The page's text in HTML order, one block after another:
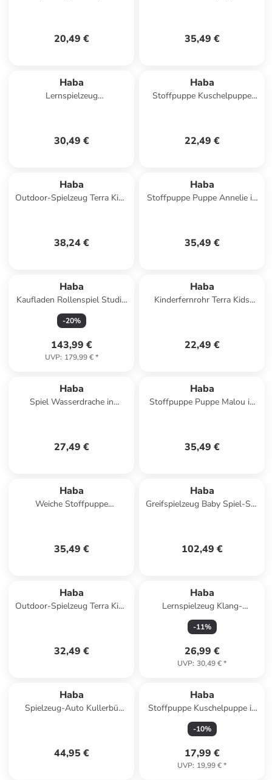
20,49 € 35,49 €
Haba
Lernspielzeug
30,49 €
Haba
Stoffpuppe Kuschelpuppe
22,49 €
Haba
Outdoor-Spielzeug Terra Kids
38,24 €
Haba
Stoffpuppe Puppe Annelie in
35,49 €
Haba
Kaufladen Rollenspiel Studio
3 in 1 – Küche, Kaufladen &
Werkstatt in bunt
-20%
143,99 €
UVP: 179,99 €*
Haba
Kinderfernrohr Terra Kids
22,49 €
Haba
Spiel Wasserdrache in
27,49 €
Haba
Stoffpuppe Puppe Malou in
35,49 €
Haba
Weiche Stoffpuppe
35,49 €
Haba
Greifspielzeug Baby Spiel-Set
102,49 €
Haba
Outdoor-Spielzeug Terra Kids
32,49 €
Haba
Lernspielzeug Klang-
Klopfbank Froschkonzert in
mehrfarbig
-11%
26,99 €
UVP: 30,49 €*
Haba
Spielzeug-Auto Kullerbü
44,95 €
Haba
Stoffpuppe Kuschelpuppe in
Rosa
-10%
17,99 €
UVP: 19,99 €*